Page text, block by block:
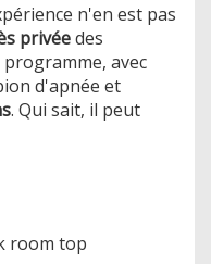
n'en est pas
privéedes
avec
d'apnée et
. Qui sait, il peut